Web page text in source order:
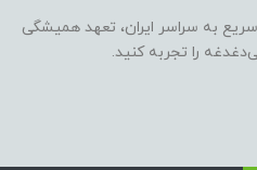
سریع به سراسر ایران، تعهد همیشگی
را تجربه کنید.